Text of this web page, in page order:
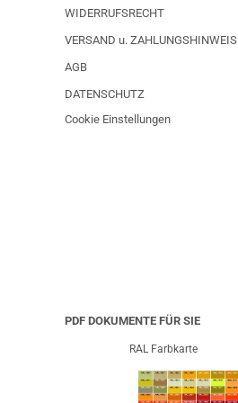
WIDERRUFSRECHT
VERSAND u. ZAHLUNGSHINWEIS
AGB
DATENSCHUTZ
Cookie Einstellungen
PDF DOKUMENTE FÜR SIE
RAL Farbkarte